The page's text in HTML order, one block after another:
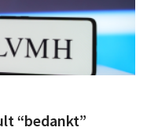
“bedankt”